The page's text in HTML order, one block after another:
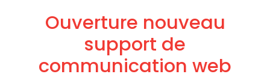
Ouverture nouveau
support de
communication web